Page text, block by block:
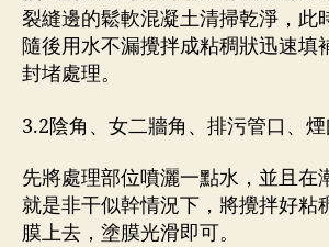
裂縫邊的鬆軟混凝土清掃乾淨，此
隨後用水不漏攪拌成粘稠狀迅速填
封堵處理。
3.2陰角、女二牆角、排污管口、
先將處理部位噴灑一點水，並且在
就是非干似幹情況下，將攪拌好粘
膜上去，塗膜光滑即可。